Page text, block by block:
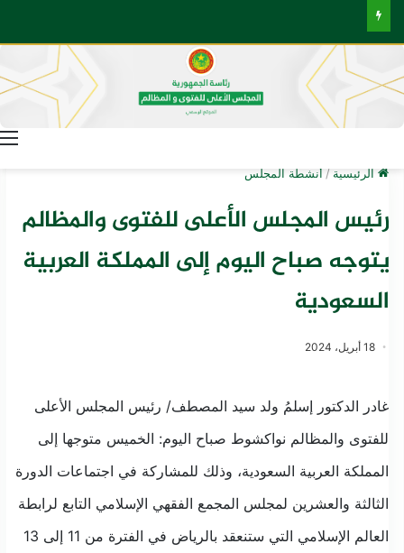
الرئيسية / أنشطة المجلس
رئيس المجلس الأعلى للفتوى والمظالم
يتوجه صباح اليوم إلى المملكة العربية
السعودية
18 أبريل، 2024
غادر الدكتور إسلمُ ولد سيد المصطف/ رئيس المجلس الأعلى
للفتوى والمظالم نواكشوط صباح اليوم: الخميس متوجها إلى
المملكة العربية السعودية، وذلك للمشاركة في اجتماعات الدورة
الثالثة والعشرين لمجلس المجمع الفقهي الإسلامي التابع لرابطة
العالم الإسلامي التي ستنعقد بالرياض في الفترة من 11 إلى 13